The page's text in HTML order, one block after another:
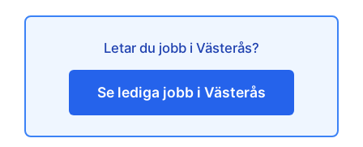
Letar du jobb i Västerås?
Se lediga jobb i Västerås